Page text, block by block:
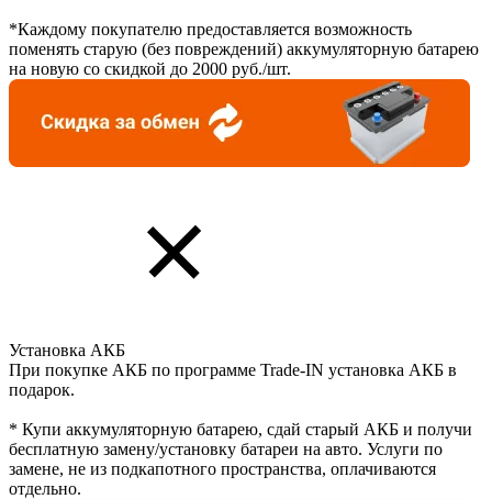
*Каждому покупателю предоставляется возможность
поменять старую (без повреждений) аккумуляторную батарею
на новую со скидкой до 2000 руб./шт.
Установка АКБ
При покупке АКБ по программе Trade-IN установка АКБ в
подарок.
* Купи аккумуляторную батарею, сдай старый АКБ и получи
бесплатную замену/установку батареи на авто. Услуги по
замене, не из подкапотного пространства, оплачиваются
отдельно.